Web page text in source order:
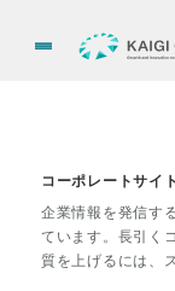
コーポレートサイ
企業情報を発信す
ています。長引く
質を上げるには、